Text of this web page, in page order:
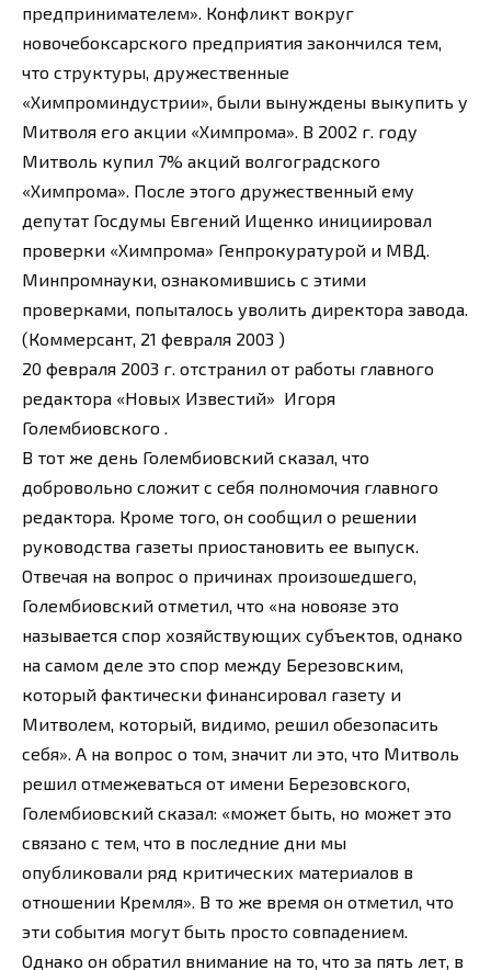
предпринимателем». Конфликт вокруг
новочебоксарского предприятия закончился тем,
что структуры, дружественные
«Химпроминдустрии», были вынуждены выкупить у
Митволя его акции «Химпрома». В 2002 г. году
Митволь купил 7% акций волгоградского
«Химпрома». После этого дружественный ему
депутат Госдумы Евгений Ищенко инициировал
проверки «Химпрома» Генпрокуратурой и МВД.
Минпромнауки, ознакомившись с этими
проверками, попыталось уволить директора завода.
(Коммерсант, 21 февраля 2003 )
20 февраля 2003 г. отстранил от работы главного
редактора «Новых Известий» Игоря
Голембиовского .
В тот же день Голембиовский сказал, что
добровольно сложит с себя полномочия главного
редактора. Кроме того, он сообщил о решении
руководства газеты приостановить ее выпуск.
Отвечая на вопрос о причинах произошедшего,
Голембиовский отметил, что «на новоязе это
называется спор хозяйствующих субъектов, однако
на самом деле это спор между Березовским,
который фактически финансировал газету и
Митволем, который, видимо, решил обезопасить
себя». А на вопрос о том, значит ли это, что Митволь
решил отмежеваться от имени Березовского,
Голембиовский сказал: «может быть, но может это
связано с тем, что в последние дни мы
опубликовали ряд критических материалов в
отношении Кремля». В то же время он отметил, что
эти события могут быть просто совпадением.
Однако он обратил внимание на то, что за пять лет, в